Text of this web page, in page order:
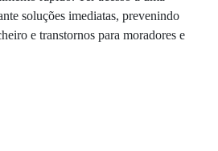
soluções imediatas, prevenindo
e transtornos para moradores e